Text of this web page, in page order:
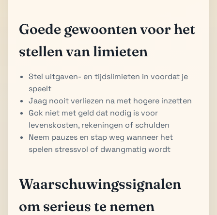
Goede gewoonten voor het
stellen van limieten
Stel uitgaven- en tijdslimieten in voordat je
speelt
Jaag nooit verliezen na met hogere inzetten
Gok niet met geld dat nodig is voor
levenskosten, rekeningen of schulden
Neem pauzes en stap weg wanneer het
spelen stressvol of dwangmatig wordt
Waarschuwingssignalen
om serieus te nemen